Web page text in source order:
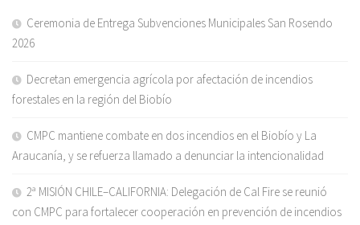
Ceremonia de Entrega Subvenciones Municipales San Rosendo
2026
Decretan emergencia agrícola por afectación de incendios
forestales en la región del Biobío
CMPC mantiene combate en dos incendios en el Biobío y La
Araucanía, y se refuerza llamado a denunciar la intencionalidad
2ª MISIÓN CHILE–CALIFORNIA: Delegación de Cal Fire se reunió
con CMPC para fortalecer cooperación en prevención de incendios